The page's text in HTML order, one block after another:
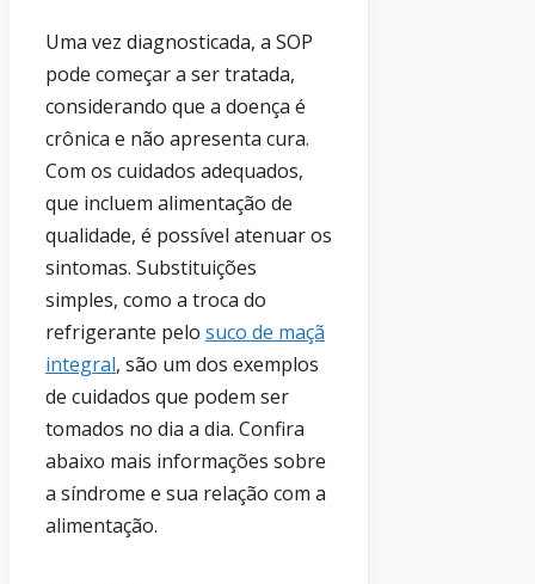
Uma vez diagnosticada, a SOP
pode começar a ser tratada,
considerando que a doença é
crônica e não apresenta cura.
Com os cuidados adequados,
que incluem alimentação de
qualidade, é possível atenuar os
sintomas. Substituições
simples, como a troca do
refrigerante pelo suco de maçã
integral, são um dos exemplos
de cuidados que podem ser
tomados no dia a dia. Confira
abaixo mais informações sobre
a síndrome e sua relação com a
alimentação.